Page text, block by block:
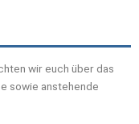
wir euch über das
sowie anstehende